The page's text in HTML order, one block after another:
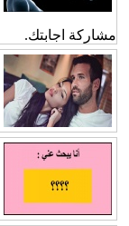
مشاركة اجابتك.